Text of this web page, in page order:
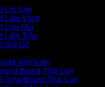
Lót Sàn
Làm Vách
Lợp Mái
Làm Trần
Giả Gỗ
Việt Nam
Board Thái Lan
Smartboard Thái Lan